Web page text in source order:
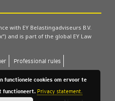
with EY Belastingadviseurs B.V.
and is part of the global EY Law
Pro­fes­si­o­nal rules
functionele cookies om ervoor te
functioneert. Privacy statement.